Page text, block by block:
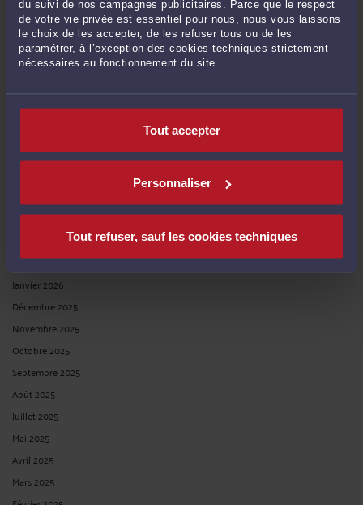
du suivi de nos campagnes publicitaires. Parce que le respect
de votre vie privée est essentiel pour nous, nous vous laissons
le choix de les accepter, de les refuser tous ou de les
paramétrer, à l’exception des cookies techniques strictement
nécessaires au fonctionnement du site.
Tout accepter
Personnaliser
Tout refuser, sauf les cookies techniques
ARCHIVES
Juillet 2026
Février 2026
Janvier 2026
Décembre 2025
Novembre 2025
Octobre 2025
Septembre 2025
Août 2025
Juillet 2025
Mai 2025
Avril 2025
Mars 2025